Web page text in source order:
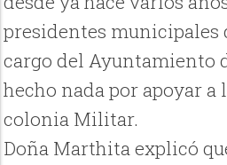
presidentes municipales
cargo del Ayuntamiento
hecho nada por apoyar a
colonia Militar.
Doña Marthita explicó